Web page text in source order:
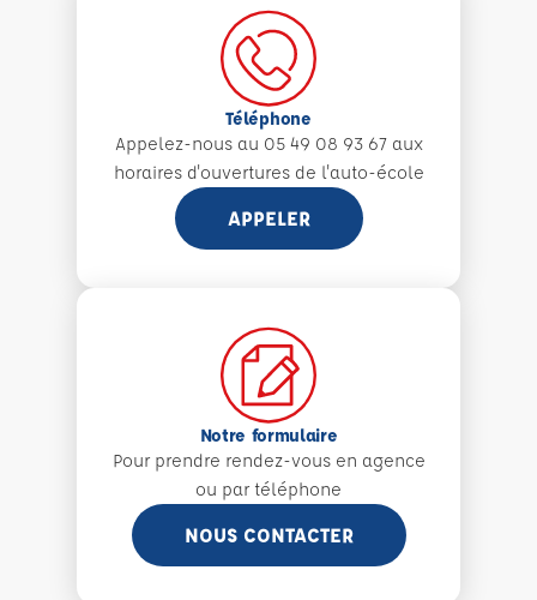
Téléphone
Appelez-nous au 05 49 08 93 67 aux
horaires d'ouvertures de l'auto-école
APPELER
Notre formulaire
Pour prendre rendez-vous en agence
ou par téléphone
NOUS CONTACTER